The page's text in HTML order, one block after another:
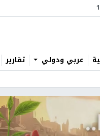
عربي ودولي تقارير